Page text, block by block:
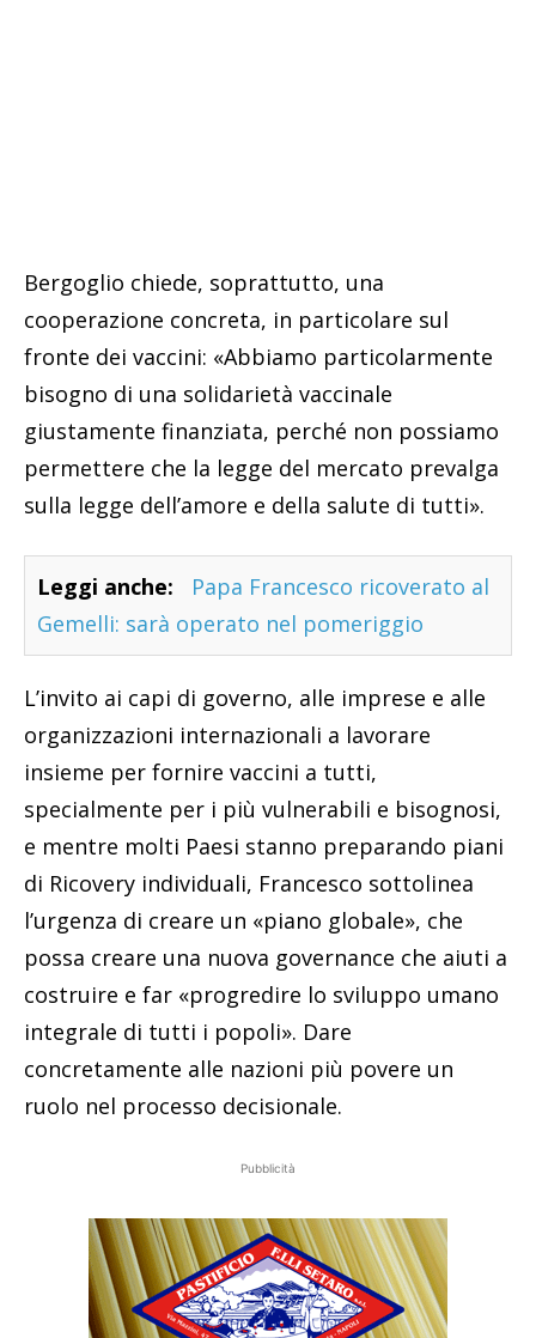
Bergoglio chiede, soprattutto, una
cooperazione concreta, in particolare sul
fronte dei vaccini: «Abbiamo particolarmente
bisogno di una solidarietà vaccinale
giustamente finanziata, perché non possiamo
permettere che la legge del mercato prevalga
sulla legge dell’amore e della salute di tutti».
Leggi anche:
Papa Francesco ricoverato al
Gemelli: sarà operato nel pomeriggio
L’invito ai capi di governo, alle imprese e alle
organizzazioni internazionali a lavorare
insieme per fornire vaccini a tutti,
specialmente per i più vulnerabili e bisognosi,
e mentre molti Paesi stanno preparando piani
di Ricovery individuali, Francesco sottolinea
l’urgenza di creare un «piano globale», che
possa creare una nuova governance che aiuti a
costruire e far «progredire lo sviluppo umano
integrale di tutti i popoli». Dare
concretamente alle nazioni più povere un
ruolo nel processo decisionale.
Pubblicità